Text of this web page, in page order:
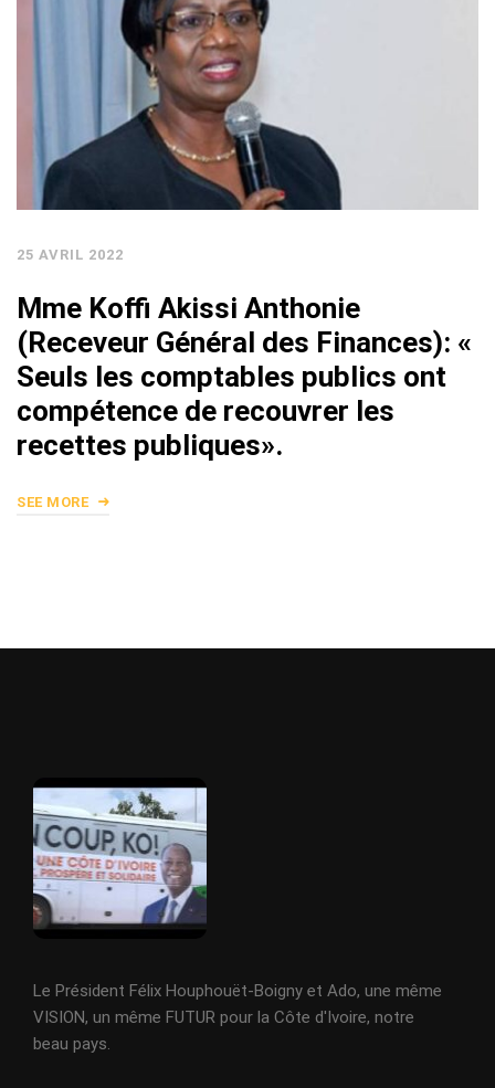
25 AVRIL 2022
Mme Koffi Akissi Anthonie
(Receveur Général des Finances): «
Seuls les comptables publics ont
compétence de recouvrer les
recettes publiques».
SEE MORE
Le Président Félix Houphouët-Boigny et Ado, une même
VISION, un même FUTUR pour la Côte d'Ivoire, notre
beau pays.